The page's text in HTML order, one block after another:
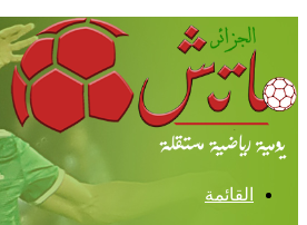
القائمة